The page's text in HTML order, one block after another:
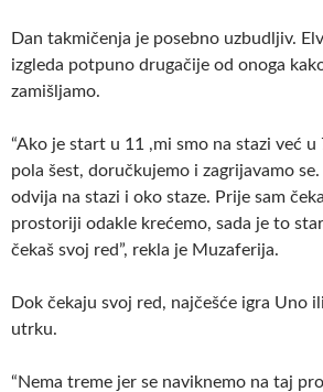
Dan takmičenja je posebno uzbudljiv.
izgleda potpuno drugačije od onoga
zamišljamo.
“Ako je start u 11 ,mi smo na stazi već u
pola šest, doručkujemo i zagrijavamo
odvija na stazi i oko staze. Prije sam
prostoriji odakle krećemo, sada je to
čekaš svoj red”, rekla je Muzaferija.
Dok čekaju svoj red, najčešće igra Uno
utrku.
“Nema treme jer se naviknemo na taj